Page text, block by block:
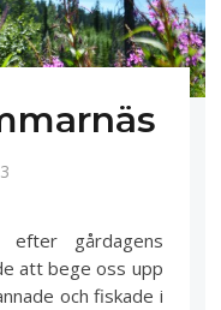
gårdagens
att bege oss upp
och fiskade i